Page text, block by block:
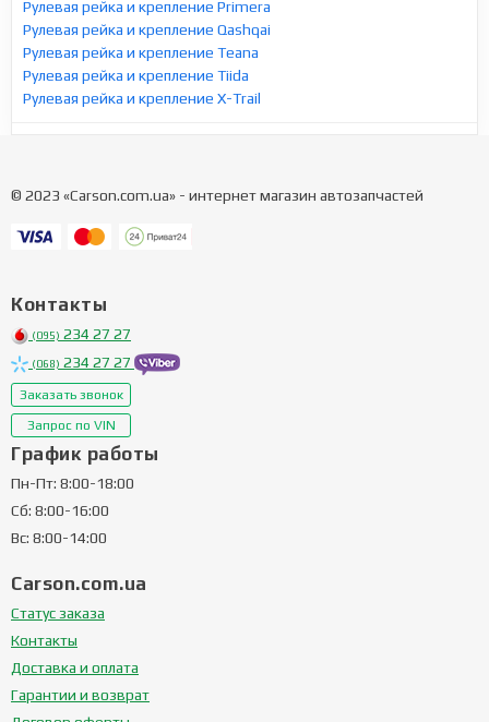
Рулевая рейка и крепление Primera
Рулевая рейка и крепление Qashqai
Рулевая рейка и крепление Teana
Рулевая рейка и крепление Tiida
Рулевая рейка и крепление X-Trail
© 2023 «Carson.com.ua» - интернет магазин автозапчастей
Контакты
(095) 234 27 27
(068) 234 27 27
Заказать звонок
Запрос по VIN
График работы
Пн-Пт: 8:00-18:00
Сб: 8:00-16:00
Вс: 8:00-14:00
Carson.com.ua
Статус заказа
Контакты
Доставка и оплата
Гарантии и возврат